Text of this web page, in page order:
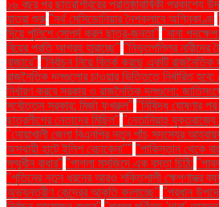
১৬ বছর পর ছাত্রশিবিরের প্রতিষ্ঠাবার্ষিকী প্রকাশ্যে
যাত্রা শুরু "নর্থ মেসিডোনিয়ার নৈশক্লাবে অগ্নিকাণ্ড
দিয়ে পুলিশে সোপর্দ করল ছাত্র-জনতা" "নানা
বিয়ের প্রতি আগ্রহ হারাচ্ছে" "নিভৃতপল্লির নারীদের
বাজারে" "নির্বাচন নিয়ে বিতর্ক করছে একটি
রাজনৈতিক দলগুলোর চাওয়ার ভিত্তিতে নির্ধারিত
নির্ধারণ করবে সরকার ও রাজনৈতিক দলগুলো:
সর্বোত্তম সরকার: মির্জা ফখরুল" "নিষিদ্ধ ঘোষণার
ছাত্রলীগের নেতাদের মিছিল" "নেতানিয়াহু
"নোয়াখালী জেলা বিএনপির নতুন পাঁচ সদস্যের
অস্থায়ী হাটে ইলিশ বেচাকেনা"'' "পাকিস্তান থেকে
সম্মুখীন বাধার" "পাগলা মসজিদে এক বস্তা চিঠি:
"পুতিনের নতুন ধরনের আরও শক্তিশালী ক্ষেপণাস্ত্র
অভ্যন্তরীণ কেন্দ্রের আকৃতি বদলাচ্ছে" "প্রধান